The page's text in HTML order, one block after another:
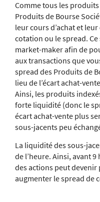
Comme tous les
Produits de Bourse
leur cours d’achat et
cotation ou le spread.
market-maker afin de
aux transactions que
spread des Produits de
lieu de l’écart achat-
Ainsi, les produits
forte liquidité (donc le
écart achat-vente plus
sous-jacents peu
La liquidité des sous-
de l’heure. Ainsi, avant
des actions peut devenir
augmenter le spread de